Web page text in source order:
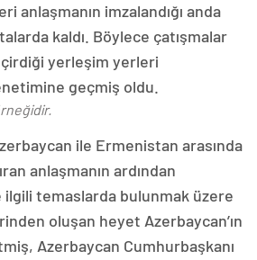
anlaşmanın imzalandığı anda
kaldı. Böylece çatışmalar
yerleşim yerleri
geçmiş oldu.
ile Ermenistan arasında
anlaşmanın ardından
temaslarda bulunmak üzere
oluşan heyet Azerbaycan’ın
Azerbaycan Cumhurbaşkanı